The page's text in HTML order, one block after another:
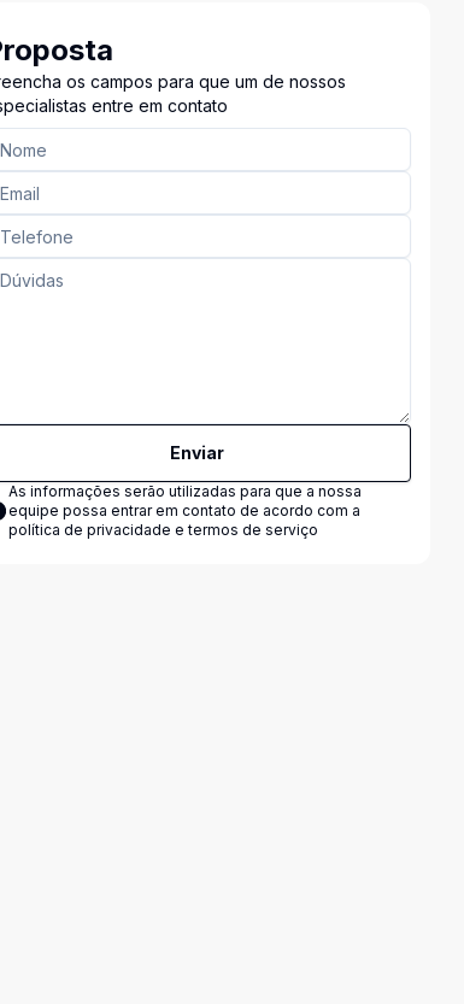
os campos para que um de nossos
entre em contato
Enviar
As informações serão utilizadas para que a nossa
equipe possa entrar em contato de acordo com a
política de privacidade e termos de serviço